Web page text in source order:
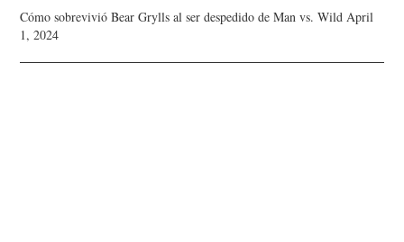
Cómo sobrevivió Bear Grylls al ser despedido de Man vs. Wild April
1, 2024